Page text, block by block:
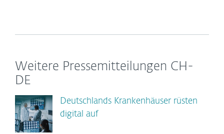
Weitere Pressemitteilungen CH-
DE
Deutschlands Krankenhäuser rüsten
digital auf